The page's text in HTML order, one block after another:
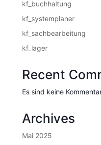
kf_buchhaltung
kf_systemplaner
kf_sachbearbeitung
kf_lager
Recent
Es sind keine
Archives
Mai 2025